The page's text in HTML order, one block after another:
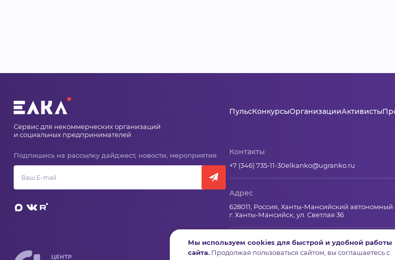
Сервис для некоммерческих организаций
и социальных предпринимателей
Подпишись на рассылку дайджест, новости, мероприятия
ПульсКонкурсыОрганизацииАктивисты
Контакты
+7 (346) 735-11-30elkanko@ugranko.ru
Адрес
628011, Россия, Ханты-Мансийский автономный
г. Ханты-Мансийск, ул. Светлая 36
Юридическая информация
Мы используем cookies для быстрой и удобной работы
сайта. Продолжая пользоваться сайтом, вы соглашаетесь с